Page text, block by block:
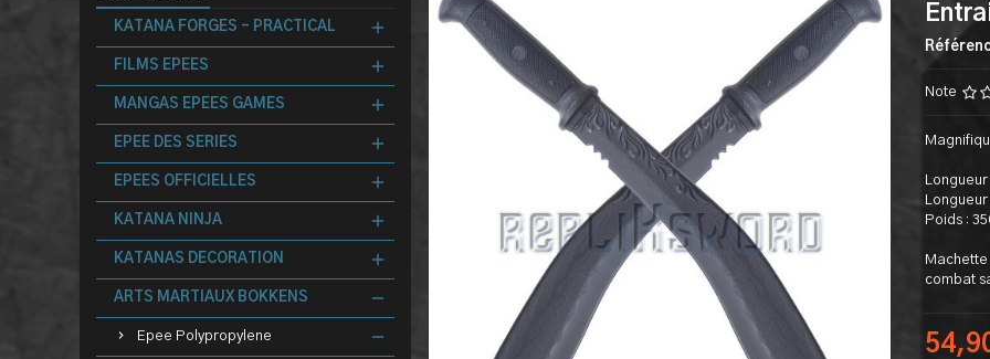
KATANA FORGES - PRACTICAL
FILMS EPEES
MANGAS EPEES GAMES
EPEE DES SERIES
EPEES OFFICIELLES
KATANA NINJA
KATANAS DECORATION
ARTS MARTIAUX BOKKENS
Epee Polypropylene
Note
Poids :
combat